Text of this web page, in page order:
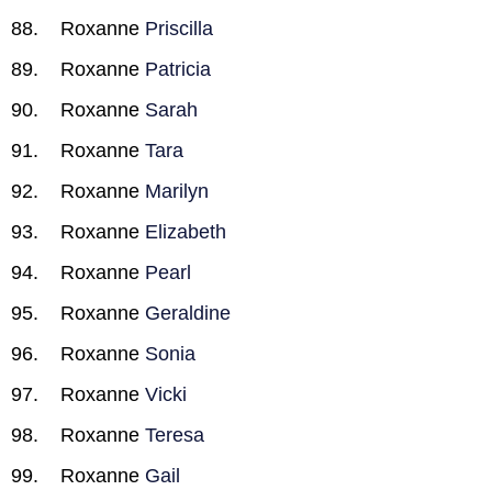
Roxanne Priscilla
Roxanne Patricia
Roxanne Sarah
Roxanne Tara
Roxanne Marilyn
Roxanne Elizabeth
Roxanne Pearl
Roxanne Geraldine
Roxanne Sonia
Roxanne Vicki
Roxanne Teresa
Roxanne Gail